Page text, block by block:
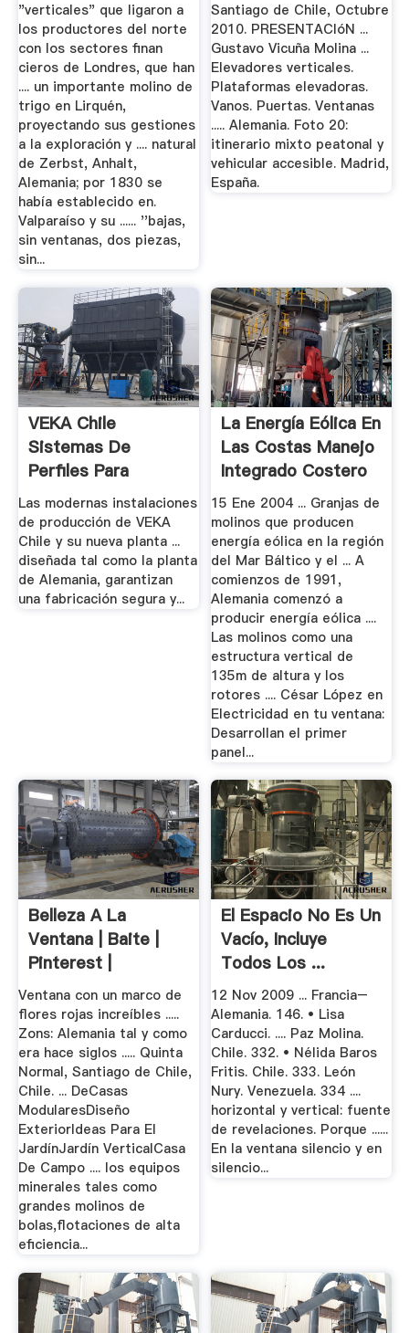
"verticales" que ligaron a
los productores del norte
con los sectores finan
cieros de Londres, que han
.... un importante molino de
trigo en Lirquén,
proyectando sus gestiones
a la exploración y .... natural
de Zerbst, Anhalt,
Alemania; por 1830 se
había establecido en.
Valparaíso y su ...... ''bajas,
sin ventanas, dos piezas,
sin...
Santiago de Chile, Octubre
2010. PRESENTACIóN ...
Gustavo Vicuña Molina ...
Elevadores verticales.
Plataformas elevadoras.
Vanos. Puertas. Ventanas
..... Alemania. Foto 20:
itinerario mixto peatonal y
vehicular accesible. Madrid,
España.
VEKA Chile
Sistemas De
Perfiles Para
Puertas Y.
Las modernas instalaciones
de producción de VEKA
Chile y su nueva planta ...
diseñada tal como la planta
de Alemania, garantizan
una fabricación segura y...
La Energía Eólica En
Las Costas Manejo
Integrado Costero
Energía.
15 Ene 2004 ... Granjas de
molinos que producen
energía eólica en la región
del Mar Báltico y el ... A
comienzos de 1991,
Alemania comenzó a
producir energía eólica ....
Las molinos como una
estructura vertical de
135m de altura y los
rotores .... César López en
Electricidad en tu ventana:
Desarrollan el primer
panel...
Belleza A La
Ventana | Baite |
Pinterest |
Ventana,.
Ventana con un marco de
flores rojas increíbles .....
Zons: Alemania tal y como
era hace siglos ..... Quinta
Normal, Santiago de Chile,
Chile. ... DeCasas
ModularesDiseño
ExteriorIdeas Para El
JardínJardín VerticalCasa
De Campo .... los equipos
minerales tales como
grandes molinos de
bolas,flotaciones de alta
eficiencia...
El Espacio No Es Un
Vacío, Incluye
Todos Los ...
Broken Jaw.
12 Nov 2009 ... Francia–
Alemania. 146. • Lisa
Carducci. .... Paz Molina.
Chile. 332. • Nélida Baros
Fritis. Chile. 333. León
Nury. Venezuela. 334 ....
horizontal y vertical: fuente
de revelaciones. Porque ......
En la ventana silencio y en
silencio...